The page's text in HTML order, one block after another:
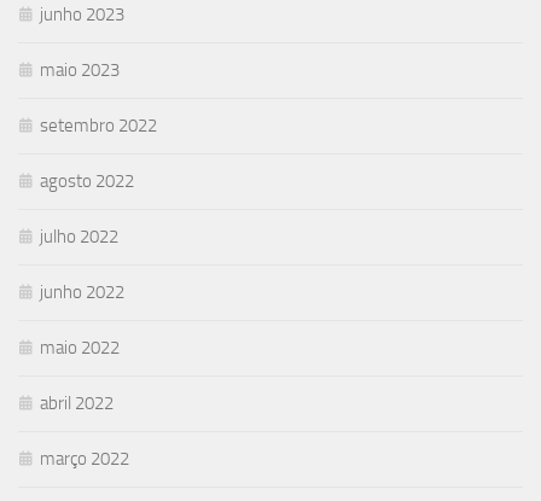
junho 2023
maio 2023
setembro 2022
agosto 2022
julho 2022
junho 2022
maio 2022
abril 2022
março 2022